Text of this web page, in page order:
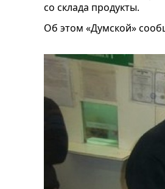
со склада продукты.
Об этом «Думской»